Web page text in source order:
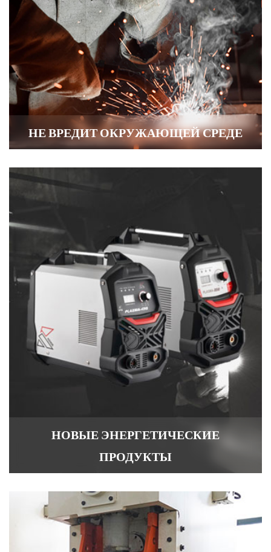
НЕ ВРЕДИТ ОКРУЖАЮЩЕЙ СРЕДЕ
НОВЫЕ ЭНЕРГЕТИЧЕСКИЕ
ПРОДУКТЫ